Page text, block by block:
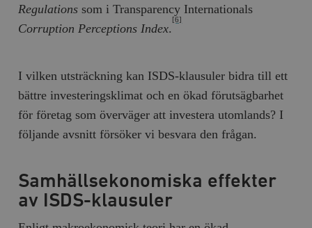
Regulations som i Transparency Internationals
Corruption Perceptions Index.
[6]
I vilken utsträckning kan ISDS-klausuler bidra till ett
bättre investeringsklimat och en ökad förutsägbarhet
för företag som överväger att investera utomlands? I
följande avsnitt försöker vi besvara den frågan.
Samhällsekonomiska effekter
av ISDS-klausuler